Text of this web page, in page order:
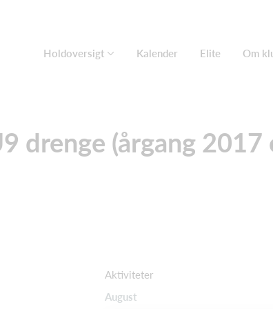
Holdoversigt Kalender Elite Om
drenge (årgang 2017
Aktiviteter
August